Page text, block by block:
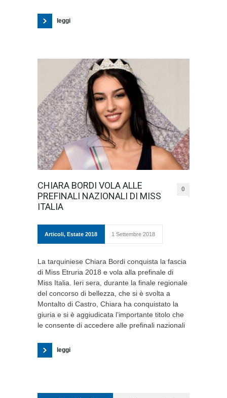
leggi
CHIARA BORDI VOLA ALLE
PREFINALI NAZIONALI DI MISS
ITALIA
0
Articoli, Estate 2018 1 Settembre 2018
La tarquiniese Chiara Bordi conquista la fascia
di Miss Etruria 2018 e vola alla prefinale di
Miss Italia. Ieri sera, durante la finale regionale
del concorso di bellezza, che si è svolta a
Montalto di Castro, Chiara ha conquistato la
giuria e si è aggiudicata l’importante titolo che
le consente di accedere alle prefinali nazionali
leggi